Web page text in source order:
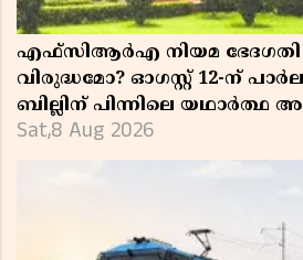
എഫ്സിആർഎ നിയമ ഭേദഗതി
വിരുദ്ധമോ? ഓഗസ്റ്റ് 12-ന്
ബില്ലിന് പിന്നിലെ യഥാർത്ഥ
Sat,8 Aug 2026